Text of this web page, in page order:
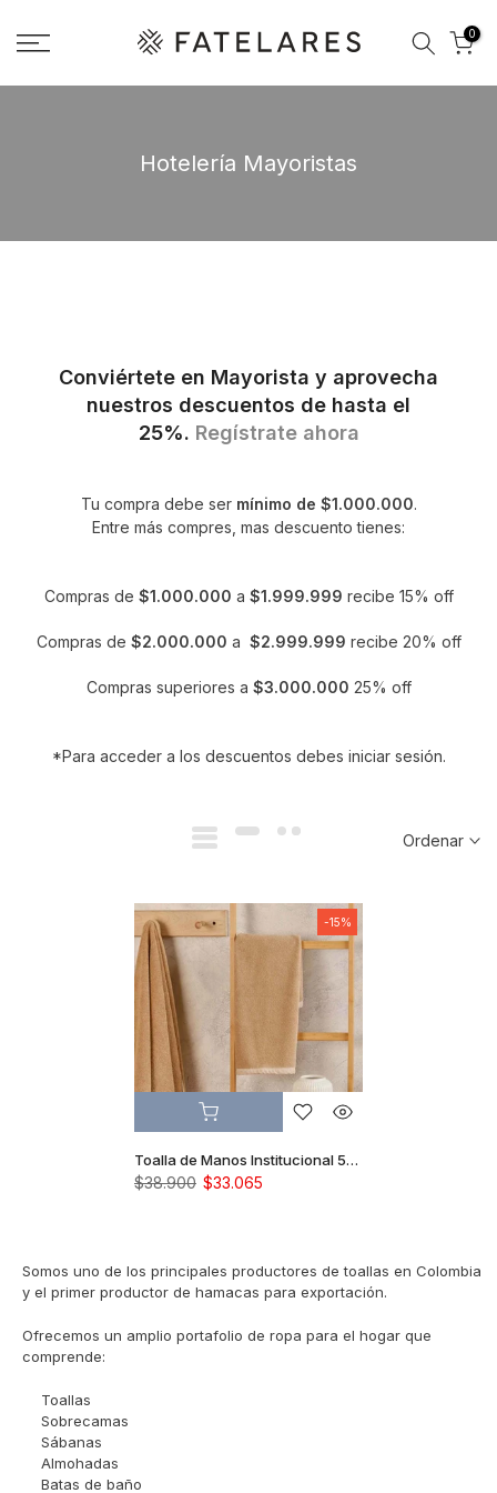
al
0
Hotelería Mayoristas
Conviértete en Mayorista y aprovecha
nuestros descuentos de hasta el
25%. Regístrate ahora
Tu compra debe ser mínimo de $1.000.000.
Entre más compres, mas descuento tienes:
Compras de $1.000.000 a $1.999.999 recibe 15% off
Compras de $2.000.000 a $2.999.999 recibe 20% off
Compras superiores a $3.000.000 25% off
*Para acceder a los descuentos debes iniciar sesión.
Ordenar
-15%
Toalla de Manos Institucional 50x90cm 550gr Café Helado
$38.900 $33.065
Somos uno de los principales productores de toallas en Colombia
y el primer productor de hamacas para exportación.
Ofrecemos un amplio portafolio de ropa para el hogar que
comprende:
Toallas
Sobrecamas
Sábanas
Almohadas
Batas de baño